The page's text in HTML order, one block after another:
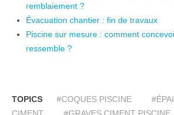
remblaiement ?
Évacuation chantier : fin de travaux
Piscine sur mesure : comment
ressemble ?
TOPICS #COQUES PISCINE
CIMENT
#GRAVES CIMENT PISCINE